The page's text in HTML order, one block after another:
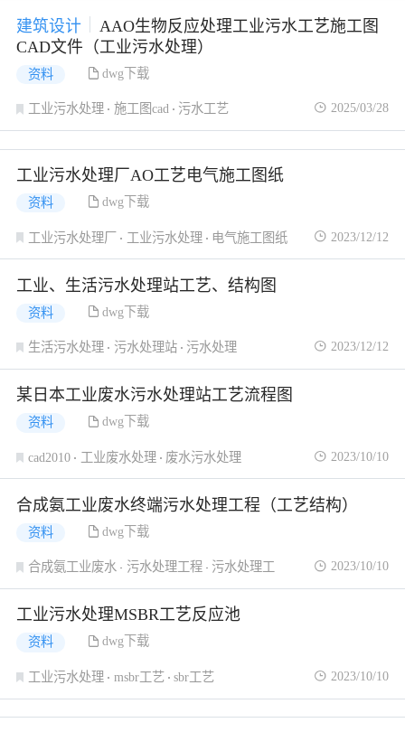
建筑设计
AAO生物反应处理工业污水工艺施工图
CAD文件（工业污水处理）
资料 dwg下载
工业污水处理 施工图cad 污水工艺 2025/03/28
工业污水处理厂AO工艺电气施工图纸
资料 dwg下载
工业污水处理厂 工业污水处理 电气施工图纸 2023/12/12
工业、生活污水处理站工艺、结构图
资料 dwg下载
生活污水处理 污水处理站 污水处理 2023/12/12
某日本工业废水污水处理站工艺流程图
资料 dwg下载
cad2010 工业废水处理 废水污水处理 2023/10/10
合成氨工业废水终端污水处理工程（工艺结构）
资料 dwg下载
合成氨工业废水 污水处理工程 污水处理工 2023/10/10
工业污水处理MSBR工艺反应池
资料 dwg下载
工业污水处理 msbr工艺 sbr工艺 2023/10/10